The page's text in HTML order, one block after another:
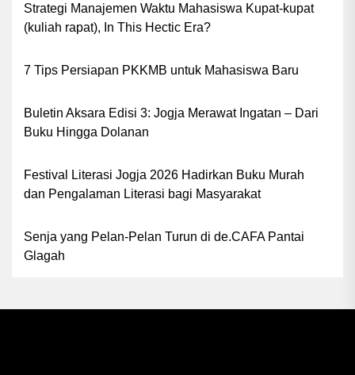
Strategi Manajemen Waktu Mahasiswa Kupat-kupat
(kuliah rapat), In This Hectic Era?
7 Tips Persiapan PKKMB untuk Mahasiswa Baru
Buletin Aksara Edisi 3: Jogja Merawat Ingatan – Dari
Buku Hingga Dolanan
Festival Literasi Jogja 2026 Hadirkan Buku Murah
dan Pengalaman Literasi bagi Masyarakat
Senja yang Pelan-Pelan Turun di de.CAFA Pantai
Glagah